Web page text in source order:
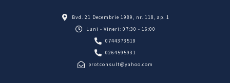
Bvd. 21 Decembrie 1989, nr. 118, ap. 1
Luni - Vineri: 07:30 - 16:00
0744373519
0264595931
protconsult@yahoo.com